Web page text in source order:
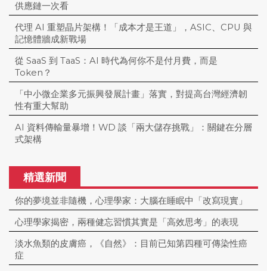
供應鏈一次看
代理 AI 重塑晶片架構！「成本才是王道」，ASIC、CPU 與
記憶體牆成新戰場
從 SaaS 到 TaaS：AI 時代為何你不是付月費，而是
Token？
「中小微企業多元振興發展計畫」落實，對提高台灣經濟韌
性有重大幫助
AI 資料傳輸量暴增！WD 談「兩大儲存挑戰」：關鍵在分層
式架構
精選新聞
你的夢境並非隨機，心理學家：大腦在睡眠中「改寫現實」
心理學家揭密，兩種健忘習慣其實是「高效思考」的表現
淡水魚類的皮膚癌，《自然》：目前已知第四種可傳染性癌
症